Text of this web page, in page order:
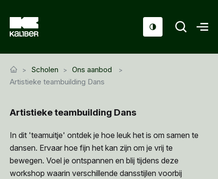
Scholen
Nieuws & Agenda
Contact
Scholen
Ons aanbod
Artistieke teambuilding Dans
Artistieke teambuilding Dans
In dit 'teamuitje' ontdek je hoe leuk het is om samen te
dansen. Ervaar hoe fijn het kan zijn om je vrij te
bewegen. Voel je ontspannen en blij tijdens deze
workshop waarin verschillende dansstijlen voorbij